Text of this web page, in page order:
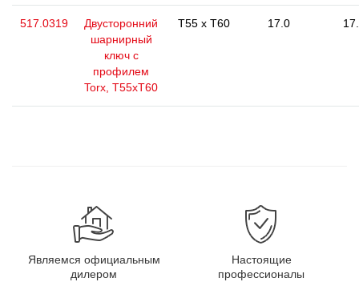
517.0319
Двусторонний
шарнирный
ключ с
профилем
Torx, T55xT60
T55 x T60 17.0
Являемся официальным
дилером
Настоящие
профессионалы